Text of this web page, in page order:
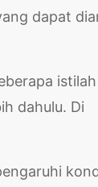
dapat
istilah
dahulu. Di